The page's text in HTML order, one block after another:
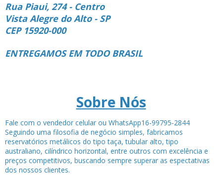
Rua Piaui, 274 - Centro
Vista Alegre do Alto - SP
CEP 15920-000
ENTREGAMOS EM TODO BRASIL
Sobre Nós
Fale com o vendedor celular ou WhatsApp16-99795-2844
Seguindo uma filosofia de negócio simples, fabricamos
reservatórios metálicos do tipo taça, tubular alto, tipo
australiano, cilíndrico horizontal, entre outros com excelência e
preços competitivos, buscando sempre superar as espectativas
dos nossos clientes.